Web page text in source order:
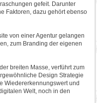
gefeit. Darunter
Faktoren, dazu gehört ebenso
von einer Agentur gelangen
zum Branding der eigenen
breiten Masse, verführt zum
Design Strategie
Wiedererkennungswert und
Welt, noch in den